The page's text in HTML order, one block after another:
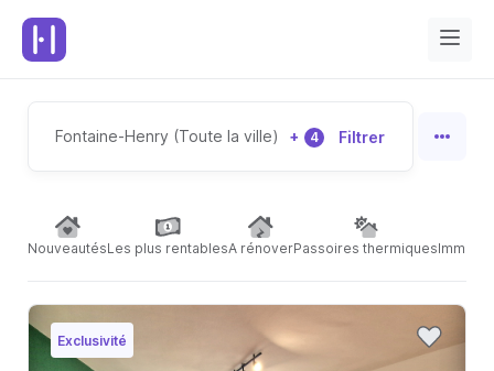
Fontaine-Henry (Toute la ville) + 4 Filtrer
NouveautésLes plus rentablesA rénoverPassoires thermiques
Exclusivité